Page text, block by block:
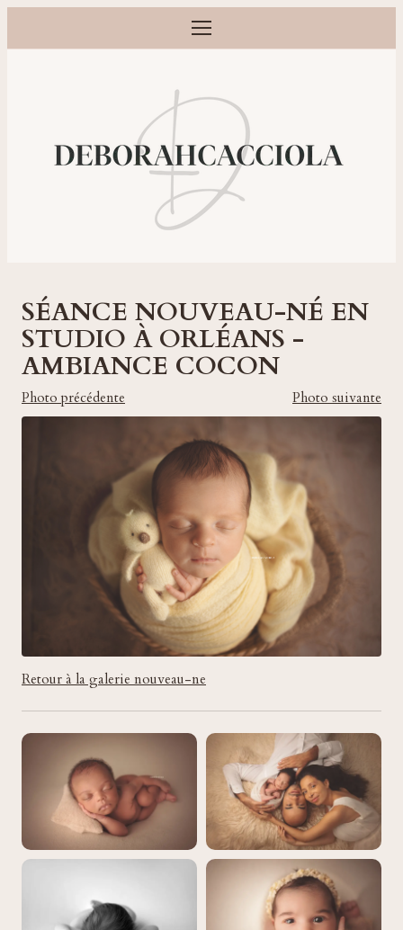
Ouvrir le menu
Photographe grossesse, naissance, bébé et famille à Orléans
SÉANCE NOUVEAU-NÉ EN
STUDIO À ORLÉANS -
AMBIANCE COCON
Photo précédente Photo suivante
Retour à la galerie nouveau-ne